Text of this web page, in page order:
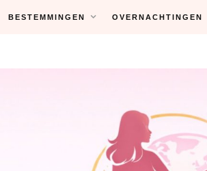
BESTEMMINGEN OVERNACHTINGEN